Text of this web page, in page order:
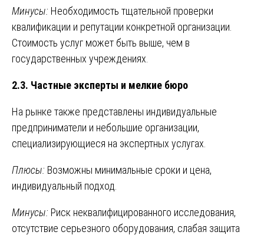
Минусы: Необходимость тщательной проверки
квалификации и репутации конкретной организации.
Стоимость услуг может быть выше, чем в
государственных учреждениях.
2.3. Частные эксперты и мелкие бюро
На рынке также представлены индивидуальные
предприниматели и небольшие организации,
специализирующиеся на экспертных услугах.
Плюсы: Возможны минимальные сроки и цена,
индивидуальный подход.
Минусы: Риск неквалифицированного исследования,
отсутствие серьезного оборудования, слабая защита